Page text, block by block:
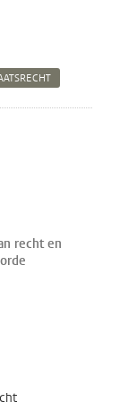
recht en